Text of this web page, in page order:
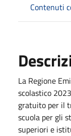
Contenuti
La Regione
scolastico
gratuito per il
scuola per gli
superiori e